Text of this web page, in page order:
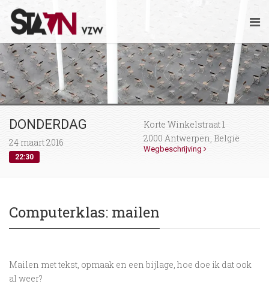
DONDERDAG
24 maart 2016
22:30
Korte Winkelstraat 1
2000 Antwerpen, België
Wegbeschrijving
Computerklas: mailen
Mailen met tekst, opmaak en een bijlage, hoe doe ik dat ook
al weer?